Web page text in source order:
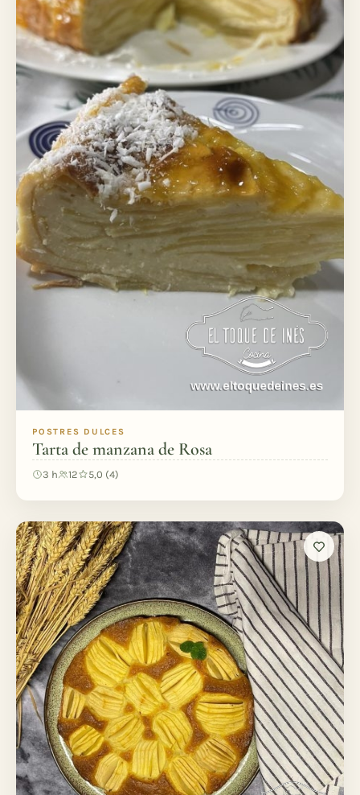
POSTRES DULCES
Tarta de manzana de Rosa
3 h 12 5,0 (4)